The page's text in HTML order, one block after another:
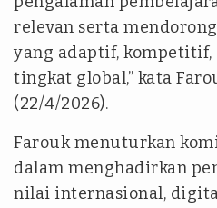
relevan serta
yang adaptif, kompetitif,
tingkat global,” kata
(22/4/2026).
Farouk menuturkan
dalam menghadirkan
nilai internasional,